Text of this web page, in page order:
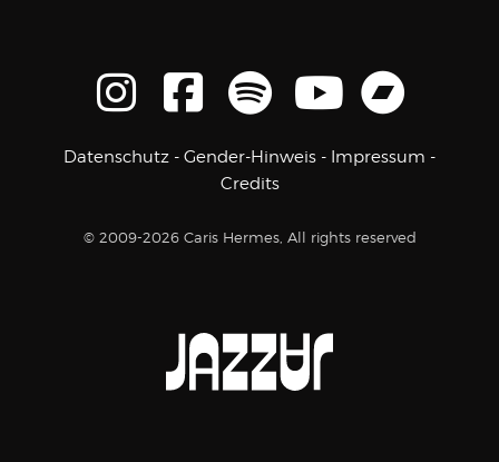
Datenschutz - Gender-Hinweis - Impressum -
Credits
© 2009-2026 Caris Hermes, All rights reserved